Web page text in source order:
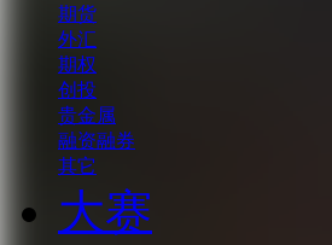
期货
外汇
期权
创投
贵金属
融资融券
其它
大赛